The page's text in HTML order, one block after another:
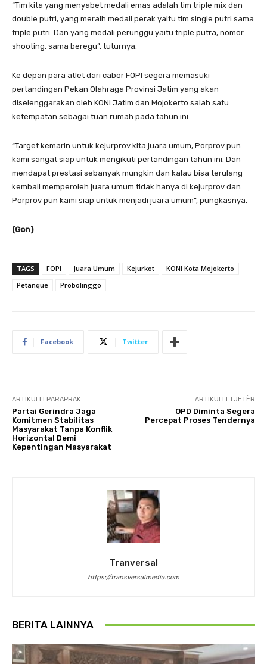
“Tim kita yang menyabet medali emas adalah tim triple mix dan
double putri, yang meraih medali perak yaitu tim single putri sama
triple putri. Dan yang medali perunggu yaitu triple putra, nomor
shooting, sama beregu”, tuturnya.
Ke depan para atlet dari cabor FOPI segera memasuki
pertandingan Pekan Olahraga Provinsi Jatim yang akan
diselenggarakan oleh KONI Jatim dan Mojokerto salah satu
ketempatan sebagai tuan rumah pada tahun ini.
“Target kemarin untuk kejurprov kita juara umum, Porprov pun
kami sangat siap untuk mengikuti pertandingan tahun ini. Dan
mendapat prestasi sebanyak mungkin dan kalau bisa terulang
kembali memperoleh juara umum tidak hanya di kejurprov dan
Porprov pun kami siap untuk menjadi juara umum”, pungkasnya.
(Gon)
TAGS FOPI Juara Umum Kejurkot
KONI Kota Mojokerto
Petanque
Probolinggo
Facebook Twitter
ARTIKULLI PARAPRAK
Partai Gerindra Jaga
Komitmen Stabilitas
Masyarakat Tanpa Konflik
Horizontal Demi
Kepentingan Masyarakat
ARTIKULLI TJETËR
OPD Diminta Segera
Percepat Proses Tendernya
Tranversal
https://transversalmedia.com
BERITA LAINNYA